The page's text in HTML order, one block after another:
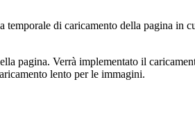
temporale di caricamento della pagina in
pagina. Verrà implementato il
lento per le immagini.